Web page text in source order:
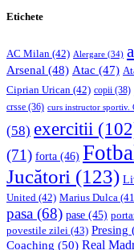
Etichete
AC Milan (42) Alergare (34)
Arsenal (48) Atac (47)
Ciprian Urican (42) copii (38)
crsse (36) curs instructor sportiv.
(58) exercitii
(71) forta (46)
Jucători (123)
United (42) Marius Dulca
pasa (68) pase (45)
povestile zilei (43) Presing
Coaching (50) Real